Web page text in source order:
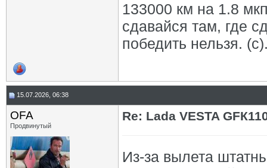
133000 км на 1.8
сдавайся там, где
победить нельзя.
15.07.2026, 06:38
OFA
Продвинутый
Re: Lada VESTA
Из-за вылета